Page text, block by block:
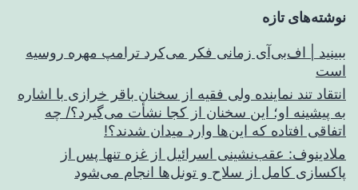
نوشته‌های تازه
ببینید | اف‌بی‌آی زمانی فکر می‌کرد ترامپ مهره روسیه
است
انتقاد تند نماینده ولی فقیه از سخنان باقر خرازی با اشاره
به پیشینه او؛ این سخنان از کجا نشأت می‌گیرد؟/ چه
اتفاقی افتاده که این‌ها وارد میدان شدند؟!
ملادینوف: عقب‌نشینی اسرائیل از غزه تنها پس از
پاکسازی کامل از سلاح و تونل‌ها انجام می‌شود